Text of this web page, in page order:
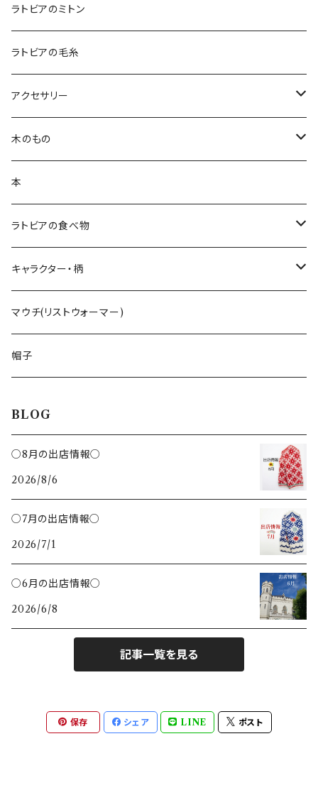
コースター
ブランケット
ランチョンマット
エプロン
鍋つかみ
バッグ
ランチバッグ
トートバッグ
クッションカバー
ハンカチ
ラトビアのミトン
ラトビアの毛糸
アクセサリー
白樺ピアス
白樺ブローチ
BALTU ROTAS
ピアス
ペンダント
ラトビアのミトンピアス／イヤリング
木のもの
白樺コースター
白樺ティーマット
キッチン雑貨
くるみ割り
レモン絞り
クリップ
バターナイフ
ミトンブロッカー
本
ラトビアの食べ物
手摘みハーブティー
ライ麦パン
ジンジャークッキー
キャラクター・柄
花柄
いぬ
さかな
とり
マウチ(リストウォーマー)
帽子
BLOG
○8月の出店情報○
2026/8/6
○7月の出店情報○
2026/7/1
○6月の出店情報○
2026/6/8
記事一覧を見る
保存 シェア LINE ポスト